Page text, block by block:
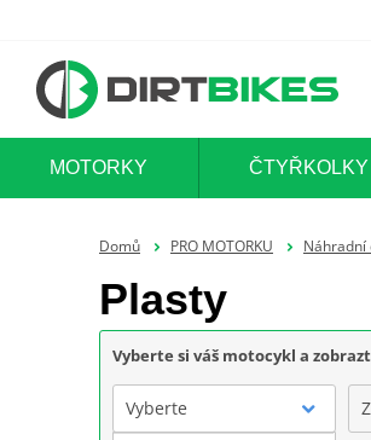
MOTORKY ČTYŘKOLKY
Domů PRO MOTORKU Náhradní
Plasty
Vyberte si váš motocykl a
Vyberte